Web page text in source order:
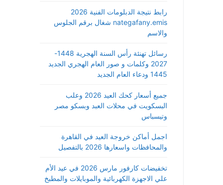
رابط نتيجة الدبلومات الفنية 2026
nategafany.emis شغال برقم الجلوس
والاسم
رسائل تهنئة رأس السنة الهجرية 1448-
2027 وكلمات و صور العام الهجري الجديد
1445 ودعاء العام الجديد
جميع أسعار كحك العيد 2026 وعلب
البسكويت في محلات العبد وبسكو مصر
وتيسباس
اجمل أماكن خروجة العيد في القاهرة
والمحافظات واسعارها 2026 بالتفصيل
تخفيضات كارفور مارس 2026 في عيد الأم
علي الاجهزة الكهربائية والموبايلات والمطبخ